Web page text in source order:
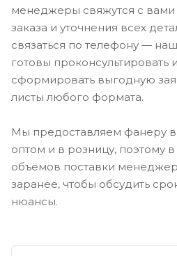
менеджеры свяжутся с
заказа и уточнения всех
связаться по телефону —
готовы проконсультировать
сформировать выгодную
листы любого формата.
Мы предоставляем фанеру
оптом и в розницу, поэтому
объёмов поставки
заранее, чтобы обсудить
нюансы.